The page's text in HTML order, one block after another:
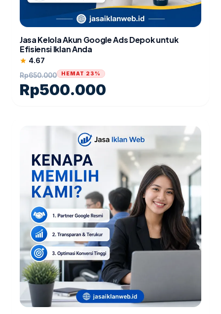
Jasa Kelola Akun Google Ads Depok untuk
Efisiensi Iklan Anda
star 4.67
Rp650.000
Rp500.000
HEMAT 23%